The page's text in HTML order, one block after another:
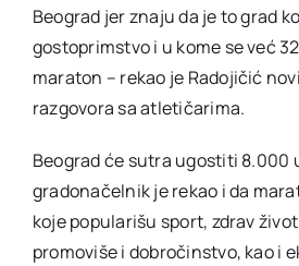
Beograd jer znaju da je to grad
gostoprimstvo i u kome se već
maraton – rekao je Radojičić
razgovora sa atletičarima.
Beograd će sutra ugostiti 8.000
gradonačelnik je rekao i da
koje popularišu sport, zdrav
promoviše i dobročinstvo, kao i